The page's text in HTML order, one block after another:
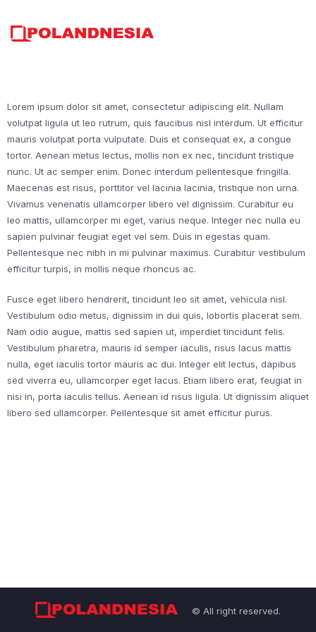
content
Lorem ipsum dolor sit amet, consectetur adipiscing elit. Nullam
volutpat ligula ut leo rutrum, quis faucibus nisl interdum. Ut efficitur
mauris volutpat porta vulputate. Duis et consequat ex, a congue
tortor. Aenean metus lectus, mollis non ex nec, tincidunt tristique
nunc. Ut ac semper enim. Donec interdum pellentesque fringilla.
Maecenas est risus, porttitor vel lacinia lacinia, tristique non urna.
Vivamus venenatis ullamcorper libero vel dignissim. Curabitur eu
leo mattis, ullamcorper mi eget, varius neque. Integer nec nulla eu
sapien pulvinar feugiat eget vel sem. Duis in egestas quam.
Pellentesque nec nibh in mi pulvinar maximus. Curabitur vestibulum
efficitur turpis, in mollis neque rhoncus ac.
Fusce eget libero hendrerit, tincidunt leo sit amet, vehicula nisl.
Vestibulum odio metus, dignissim in dui quis, lobortis placerat sem.
Nam odio augue, mattis sed sapien ut, imperdiet tincidunt felis.
Vestibulum pharetra, mauris id semper iaculis, risus lacus mattis
nulla, eget iaculis tortor mauris ac dui. Integer elit lectus, dapibus
sed viverra eu, ullamcorper eget lacus. Etiam libero erat, feugiat in
nisi in, porta iaculis tellus. Aenean id risus ligula. Ut dignissim aliquet
libero sed ullamcorper. Pellentesque sit amet efficitur purus.
© All right reserved.